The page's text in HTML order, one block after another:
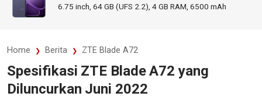
6.75 inch, 64 GB (UFS 2.2), 4 GB RAM 6500 mAh
Home Berita ZTE Blade A72
Spesifikasi ZTE Blade A72 yang
Diluncurkan Juni 2022